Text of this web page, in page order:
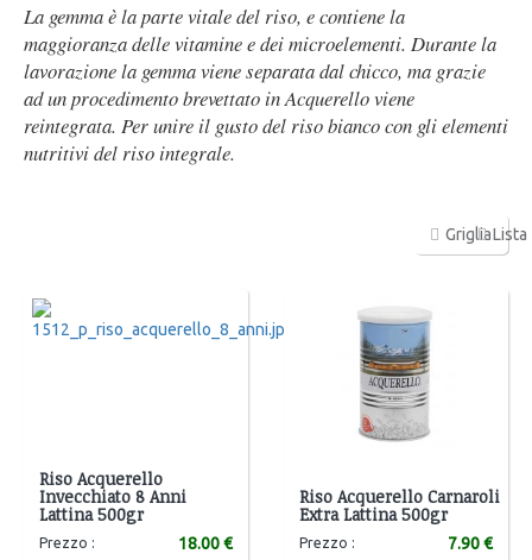
La gemma è la parte vitale del riso, e contiene la
maggioranza delle vitamine e dei microelementi. Durante la
lavorazione la gemma viene separata dal chicco, ma grazie
ad un procedimento brevettato in Acquerello viene
reintegrata. Per unire il gusto del riso bianco con gli elementi
nutritivi del riso integrale.
GrigliaLista
Riso Acquerello
Invecchiato 8 Anni
Lattina 500gr
Prezzo : 18.00 €
Riso Acquerello Carnaroli
Extra Lattina 500gr
Prezzo : 7.90 €